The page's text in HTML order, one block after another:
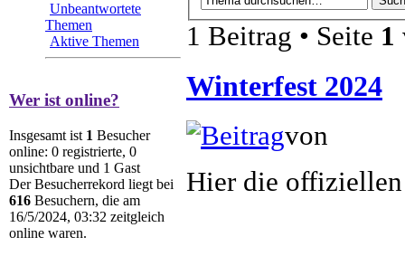
Unbeantwortete
Themen
Aktive Themen
Wer ist online?
Insgesamt ist 1 Besucher
online: 0 registrierte, 0
unsichtbare und 1 Gast
Der Besucherrekord liegt bei
616 Besuchern, die am
16/5/2024, 03:32 zeitgleich
online waren.
1 Beitrag • Seite 1
Winterfest 2024
von
Hier die